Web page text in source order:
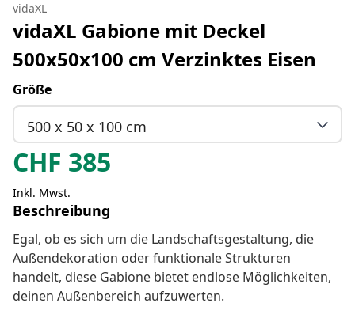
vidaXL
vidaXL Gabione mit Deckel
500x50x100 cm Verzinktes Eisen
Größe
500 x 50 x 100 cm
CHF 385
Inkl. Mwst.
Beschreibung
Egal, ob es sich um die Landschaftsgestaltung, die
Außendekoration oder funktionale Strukturen
handelt, diese Gabione bietet endlose Möglichkeiten,
deinen Außenbereich aufzuwerten.